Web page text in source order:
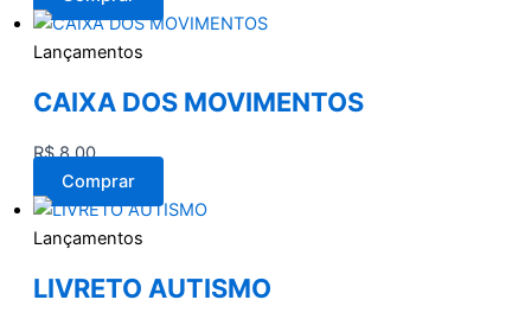
Lançamentos
CAIXA DOS MOVIMENTOS
R$8,00
Comprar
Lançamentos
LIVRETO AUTISMO